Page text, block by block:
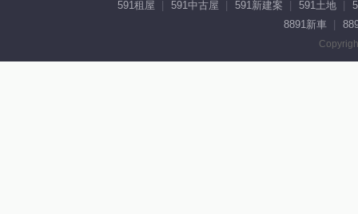
591租屋 591中古屋 591新建案 591土地
8891新車